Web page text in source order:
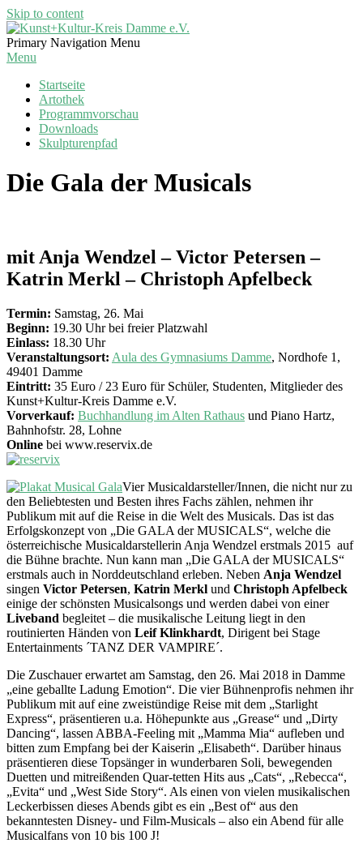
Skip to content
Kunst+Kultur-
Kreis
Primary Navigation Menu
Menu
Startseite
Artothek
Programmvorschau
Downloads
Skulpturenpfad
Die Gala der Musicals
mit Anja Wendzel – Victor Petersen –
Katrin Merkl – Christoph Apfelbeck
Termin: Samstag, 26. Mai
Beginn: 19.30 Uhr bei freier Platzwahl
Einlass: 18.30 Uhr
Veranstaltungsort: Aula des Gymnasiums Damme, Nordhofe 1,
49401 Damme
Eintritt: 35 Euro / 23 Euro für Schüler, Studenten, Mitglieder des
Kunst+Kultur-Kreis Damme e.V.
Vorverkauf: Buchhandlung im Alten Rathaus und Piano Hartz,
Bahnhofstr. 28, Lohne
Online bei www.reservix.de
Vier Musicaldarsteller/Innen, die nicht nur zu
den Beliebtesten und Besten ihres Fachs zählen, nehmen ihr
Publikum mit auf die Reise in die Welt des Musicals. Das ist das
Erfolgskonzept von „Die GALA der MUSICALS“, welche die
österreichische Musicaldarstellerin Anja Wendzel erstmals 2015 auf
die Bühne brachte. Nun kann man „Die GALA der MUSICALS“
erstmals auch in Norddeutschland erleben. Neben Anja Wendzel
singen Victor Petersen, Katrin Merkl und Christoph Apfelbeck
einige der schönsten Musicalsongs und werden dabei von einer
Liveband begleitet – die musikalische Leitung liegt in den
routinierten Händen von Leif Klinkhardt, Dirigent bei Stage
Entertainments ´TANZ DER VAMPIRE´.
Die Zuschauer erwartet am Samstag, den 26. Mai 2018 in Damme
„eine geballte Ladung Emotion“. Die vier Bühnenprofis nehmen ihr
Publikum mit auf eine zweistündige Reise mit dem „Starlight
Express“, präsentieren u.a. Höhepunkte aus „Grease“ und „Dirty
Dancing“, lassen ABBA-Feeling mit „Mamma Mia“ aufleben und
bitten zum Empfang bei der Kaiserin „Elisabeth“. Darüber hinaus
präsentieren diese Topsänger in wunderbaren Soli, bewegenden
Duetten und mitreißenden Quar-tetten Hits aus „Cats“, „Rebecca“,
„Evita“ und „West Side Story“. Als einen von vielen musikalischen
Leckerbissen dieses Abends gibt es ein „Best of“ aus den
bekanntesten Disney- und Film-Musicals – also ein Abend für alle
Musicalfans von 10 bis 100 J!